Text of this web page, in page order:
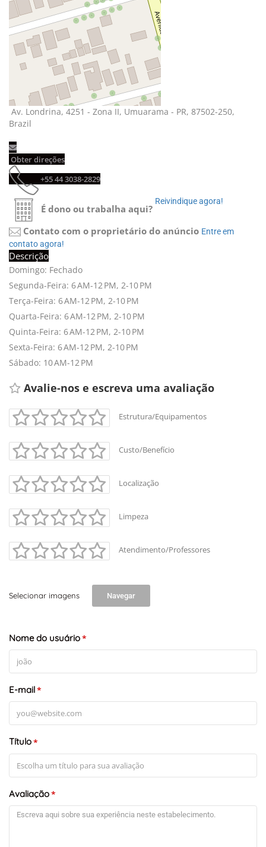
Leaflet
Av. Londrina, 4251 - Zona II, Umuarama - PR, 87502-250,
Brazil
Obter direções
+55 44 3038-2829
É dono ou trabalha aqui?
Reivindique agora!
Contato com o proprietário do anúncio Entre em
contato agora!
Descrição
Domingo: Fechado
Segunda-Feira: 6 AM-12 PM, 2-10 PM
Terça-Feira: 6 AM-12 PM, 2-10 PM
Quarta-Feira: 6 AM-12 PM, 2-10 PM
Quinta-Feira: 6 AM-12 PM, 2-10 PM
Sexta-Feira: 6 AM-12 PM, 2-10 PM
Sábado: 10 AM-12 PM
Avalie-nos e escreva uma avaliação
Estrutura/Equipamentos
Custo/Benefício
Localização
Limpeza
Atendimento/Professores
Selecionar imagens Navegar
Nome do usuário*
E-mail*
Título*
Avaliação*